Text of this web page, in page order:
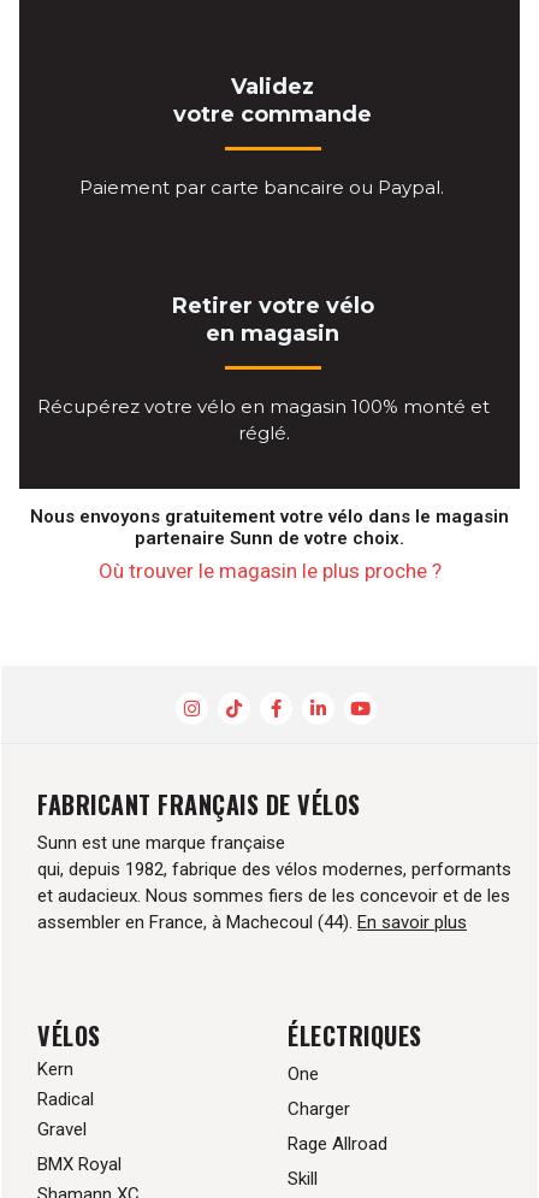
Validez
votre commande
Paiement par carte bancaire ou Paypal.
Retirer votre vélo
en magasin
Récupérez votre vélo en magasin 100% monté et
réglé.
Nous envoyons gratuitement votre vélo dans le magasin
partenaire Sunn de votre choix.
Où trouver le magasin le plus proche ?
FABRICANT FRANÇAIS DE VÉLOS
Sunn est une marque française
qui, depuis 1982, fabrique des vélos modernes, performants
et audacieux. Nous sommes fiers de les concevoir et de les
assembler en France, à Machecoul (44). En savoir plus
VÉLOS
Kern
Radical
Gravel
BMX Royal
ÉLECTRIQUES
One
Charger
Rage Allroad
Skill